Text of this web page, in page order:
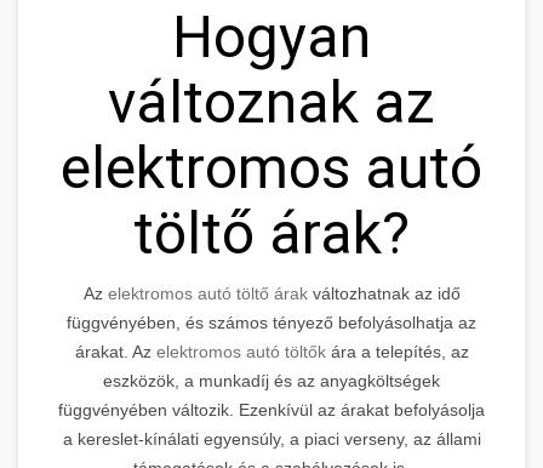
Hogyan
változnak az
elektromos autó
töltő árak?
Az elektromos autó töltő árakváltozhatnak az idő
függvényében, és számos tényező befolyásolhatja az
árakat. Az elektromos autó töltőkára a telepítés, az
eszközök, a munkadíj és az anyagköltségek
függvényében változik. Ezenkívül az árakat befolyásolja
a kereslet-kínálati egyensúly, a piaci verseny, az állami